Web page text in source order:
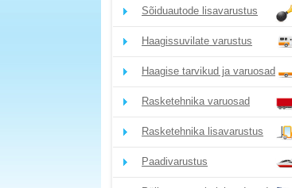
Sõiduautode lisavarustus
Haagissuvilate varustus
Haagise tarvikud ja varuosad
Rasketehnika varuosad
Rasketehnika lisavarustus
Paadivarustus